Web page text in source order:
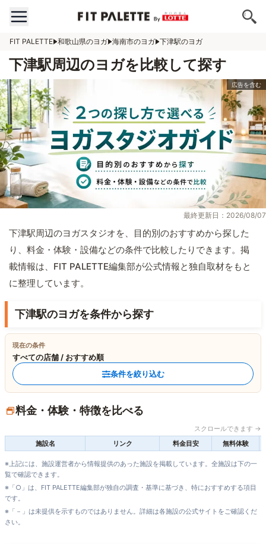
FIT PALETTE 和歌山県のヨガ 海南市のヨガ 下津駅のヨガ
下津駅周辺のヨガを比較して探す
最終更新日：2026/08/07
下津駅周辺のヨガスタジオを、目的別のおすすめから探した
り、料金・体験・設備などの条件で比較したりできます。掲
載情報は、FIT PALETTE編集部が公式情報と独自取材をもと
に整理しています。
下津駅のヨガを条件から探す
現在の条件
すべての店舗 / おすすめ順
条件を絞り込む
料金・体験・特徴を比べる
スクロールできます →
施設名
リンク 料金目安 無料体験
※上記には、施設運営者から情報提供のあった施設を掲載しています。全施設は下の一
覧で確認できます。
※「○」は、FIT PALETTE編集部が独自の調査・基準に基づき、特におすすめする項目
です。
※「－」は未提供を示すものではありません。詳細は各施設の公式サイトをご確認くだ
さい。